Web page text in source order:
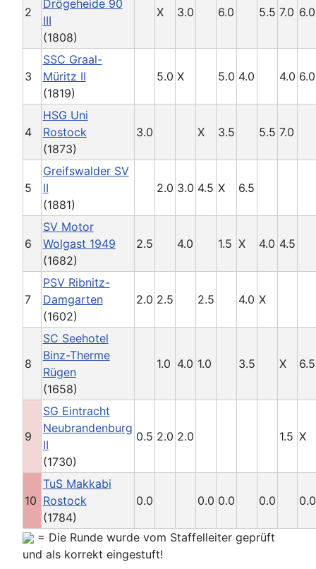
2
Drögeheide 90
III
(1808)
X 3.0 6.0 5.5 7.0 6.0
3
SSC Graal-
Müritz II
(1819)
5.0 X 5.0 4.0 4.0 6.0
4
HSG Uni
Rostock
(1873)
3.0 X 3.5 5.5 7.0
5
Greifswalder SV
II
(1881)
2.0 3.0 4.5 X 6.5
6
SV Motor
Wolgast 1949
(1682)
2.5 4.0 1.5 X 4.0 4.5
7
PSV Ribnitz-
Damgarten
(1602)
2.0 2.5 2.5 4.0 X
8
SC Seehotel
Binz-Therme
Rügen
(1658)
1.0 4.0 1.0 3.5 X 6.5
9
SG Eintracht
Neubrandenburg
II
(1730)
0.5 2.0 2.0 1.5 X
10
TuS Makkabi
Rostock
(1784)
0.0 0.0 0.0 0.0 0.0
= Die Runde wurde vom Staffelleiter geprüft
und als korrekt eingestuft!